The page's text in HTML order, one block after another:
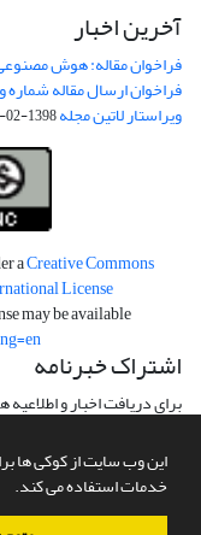
این وب سایت از کوکی ها
خدمات استفاده می کند.
آخرین اخبار
فراخوان مقاله: هوش
فراخوان ارسال مقاله شماره
ویراستار لاتین مجله1398-02-30
aCreative Commons
License
may be available
اشتراک خبرنامه
برای دریافت اخبار و